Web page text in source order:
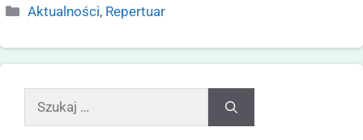
Aktualności, Repertuar